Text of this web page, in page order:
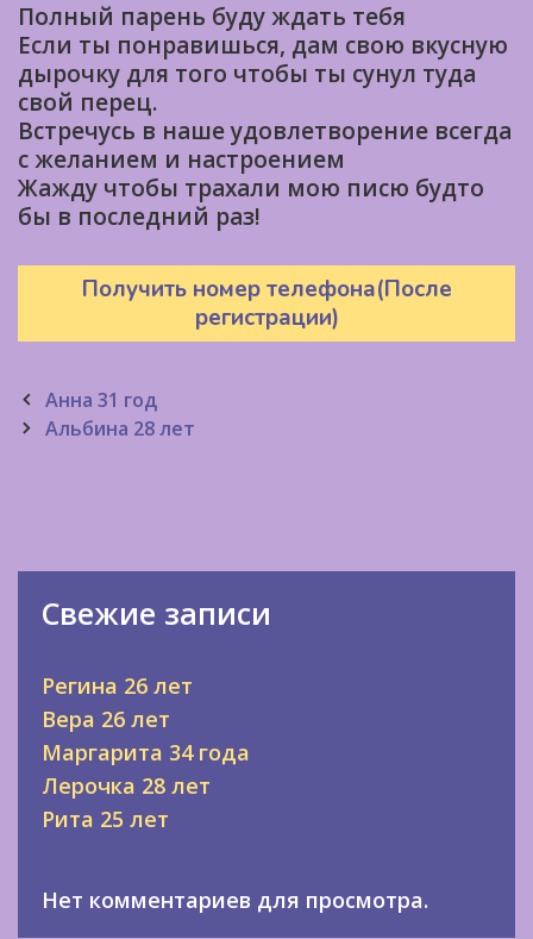
Полный парень буду ждать тебя
Если ты понравишься, дам свою вкусную
дырочку для того чтобы ты сунул туда
свой перец.
Встречусь в наше удовлетворение всегда
с желанием и настроением
Жажду чтобы трахали мою писю будто
бы в последний раз!
Получить номер телефона(После
регистрации)
Post
navigation
Анна 31 год
Альбина 28 лет
Свежие записи
Регина 26 лет
Вера 26 лет
Маргарита 34 года
Лерочка 28 лет
Рита 25 лет
Нет комментариев для просмотра.